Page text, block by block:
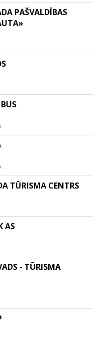
PAŠVALDĪBAS
TŪRISMA CENTRS
AS
- TŪRISMA